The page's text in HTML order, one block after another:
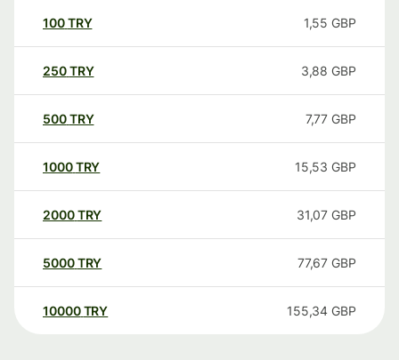
100TRY 1,55 GBP
250TRY 3,88 GBP
500TRY 7,77 GBP
1000TRY 15,53 GBP
2000TRY 31,07 GBP
5000TRY 77,67 GBP
10000 TRY 155,34 GBP